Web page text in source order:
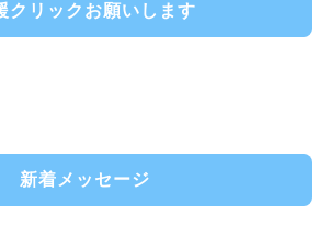
クリックお願いします
新着メッセージ